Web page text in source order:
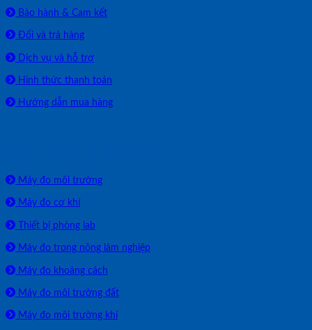
Bảo hành & Cam kết
Đổi và trả hàng
Dịch vụ và hỗ trợ
Hình thức thanh toán
Hướng dẫn mua hàng
Máy đo môi trường
Máy đo cơ khí
Thiết bị phòng lab
Máy đo trong nông lâm nghiệp
Máy đo khoảng cách
Máy đo môi trường đất
Máy đo môi trường khí